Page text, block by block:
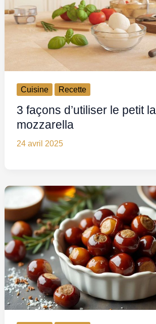
Cuisine Recette
3 façons d’utiliser le petit
mozzarella
24 avril 2025